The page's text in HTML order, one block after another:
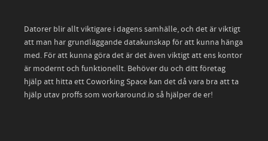
Datorer blir allt viktigare i dagens samhälle, och det är viktigt
att man har grundläggande datakunskap för att kunna hänga
med. För att kunna göra det är det även viktigt att ens kontor
är modernt och funktionellt. Behöver du och ditt företag
hjälp att hitta ettCoworking Space kan det då vara bra att ta
hjälp utav proffs som workaround.io så hjälper de er!